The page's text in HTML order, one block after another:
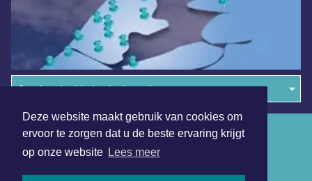
Deze website maakt gebruik van cookies om
ervoor te zorgen dat u de beste ervaring krijgt
op onze website Lees meer
Overige dagbladen in de regio
Algemene voorwaarden
Disclaimer